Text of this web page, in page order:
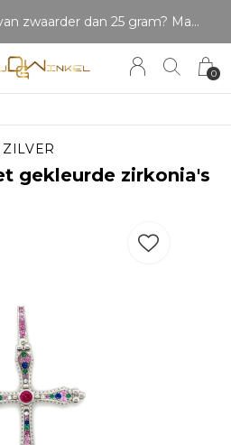
0
in delen
ZILVER
gekleurde zirkonia's